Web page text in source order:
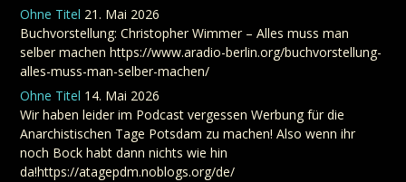
Ohne Titel 21. Mai 2026
Buchvorstellung: Christopher Wimmer – Alles muss man
selber machen https://www.aradio-berlin.org/buchvorstellung-
alles-muss-man-selber-machen/
Ohne Titel 14. Mai 2026
Wir haben leider im Podcast vergessen Werbung für die
Anarchistischen Tage Potsdam zu machen! Also wenn ihr
noch Bock habt dann nichts wie hin
da!https://atagepdm.noblogs.org/de/